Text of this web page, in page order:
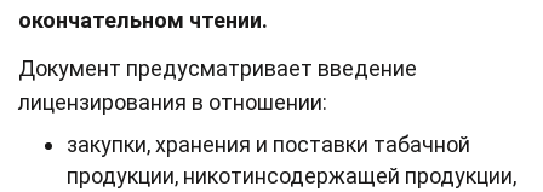
окончательном чтении.
Документ предусматривает введение
лицензирования в отношении:
закупки, хранения и поставки табачной
продукции, никотинсодержащей продукции,